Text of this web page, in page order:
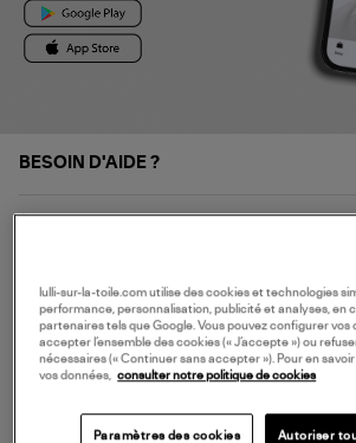
BESOIN D'AIDE ?
NOS SERVICES
SERVICE CLIENT
lulli-sur-la-toile.com utilise des cookies et technologies
performance, personnalisation, publicité et analyses, en
partenaires tels que Google. Vous pouvez configurer vos
accepter l’ensemble des cookies (« J’accepte ») ou
nécessaires (« Continuer sans accepter »). Pour en savoir
vos données,
consulter notre politique de cookies
Paramètres des cookies Autoriser